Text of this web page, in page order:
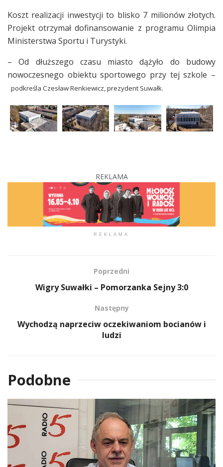
Koszt realizacji inwestycji to blisko 7 milionów złotych.
Projekt otrzymał dofinansowanie z programu Olimpia
Ministerstwa Sportu i Turystyki.
– Od dłuższego czasu miasto dążyło do budowy
nowoczesnego obiektu sportowego przy tej szkole –
podkreśla Czesław Renkiewicz, prezydent Suwałk.
REKLAMA
REKLAMA
Poprzedni
Wigry Suwałki – Pomorzanka Sejny 3:0
Następny
Wychodzą naprzeciw oczekiwaniom bocianów i
ludzi
Podobne